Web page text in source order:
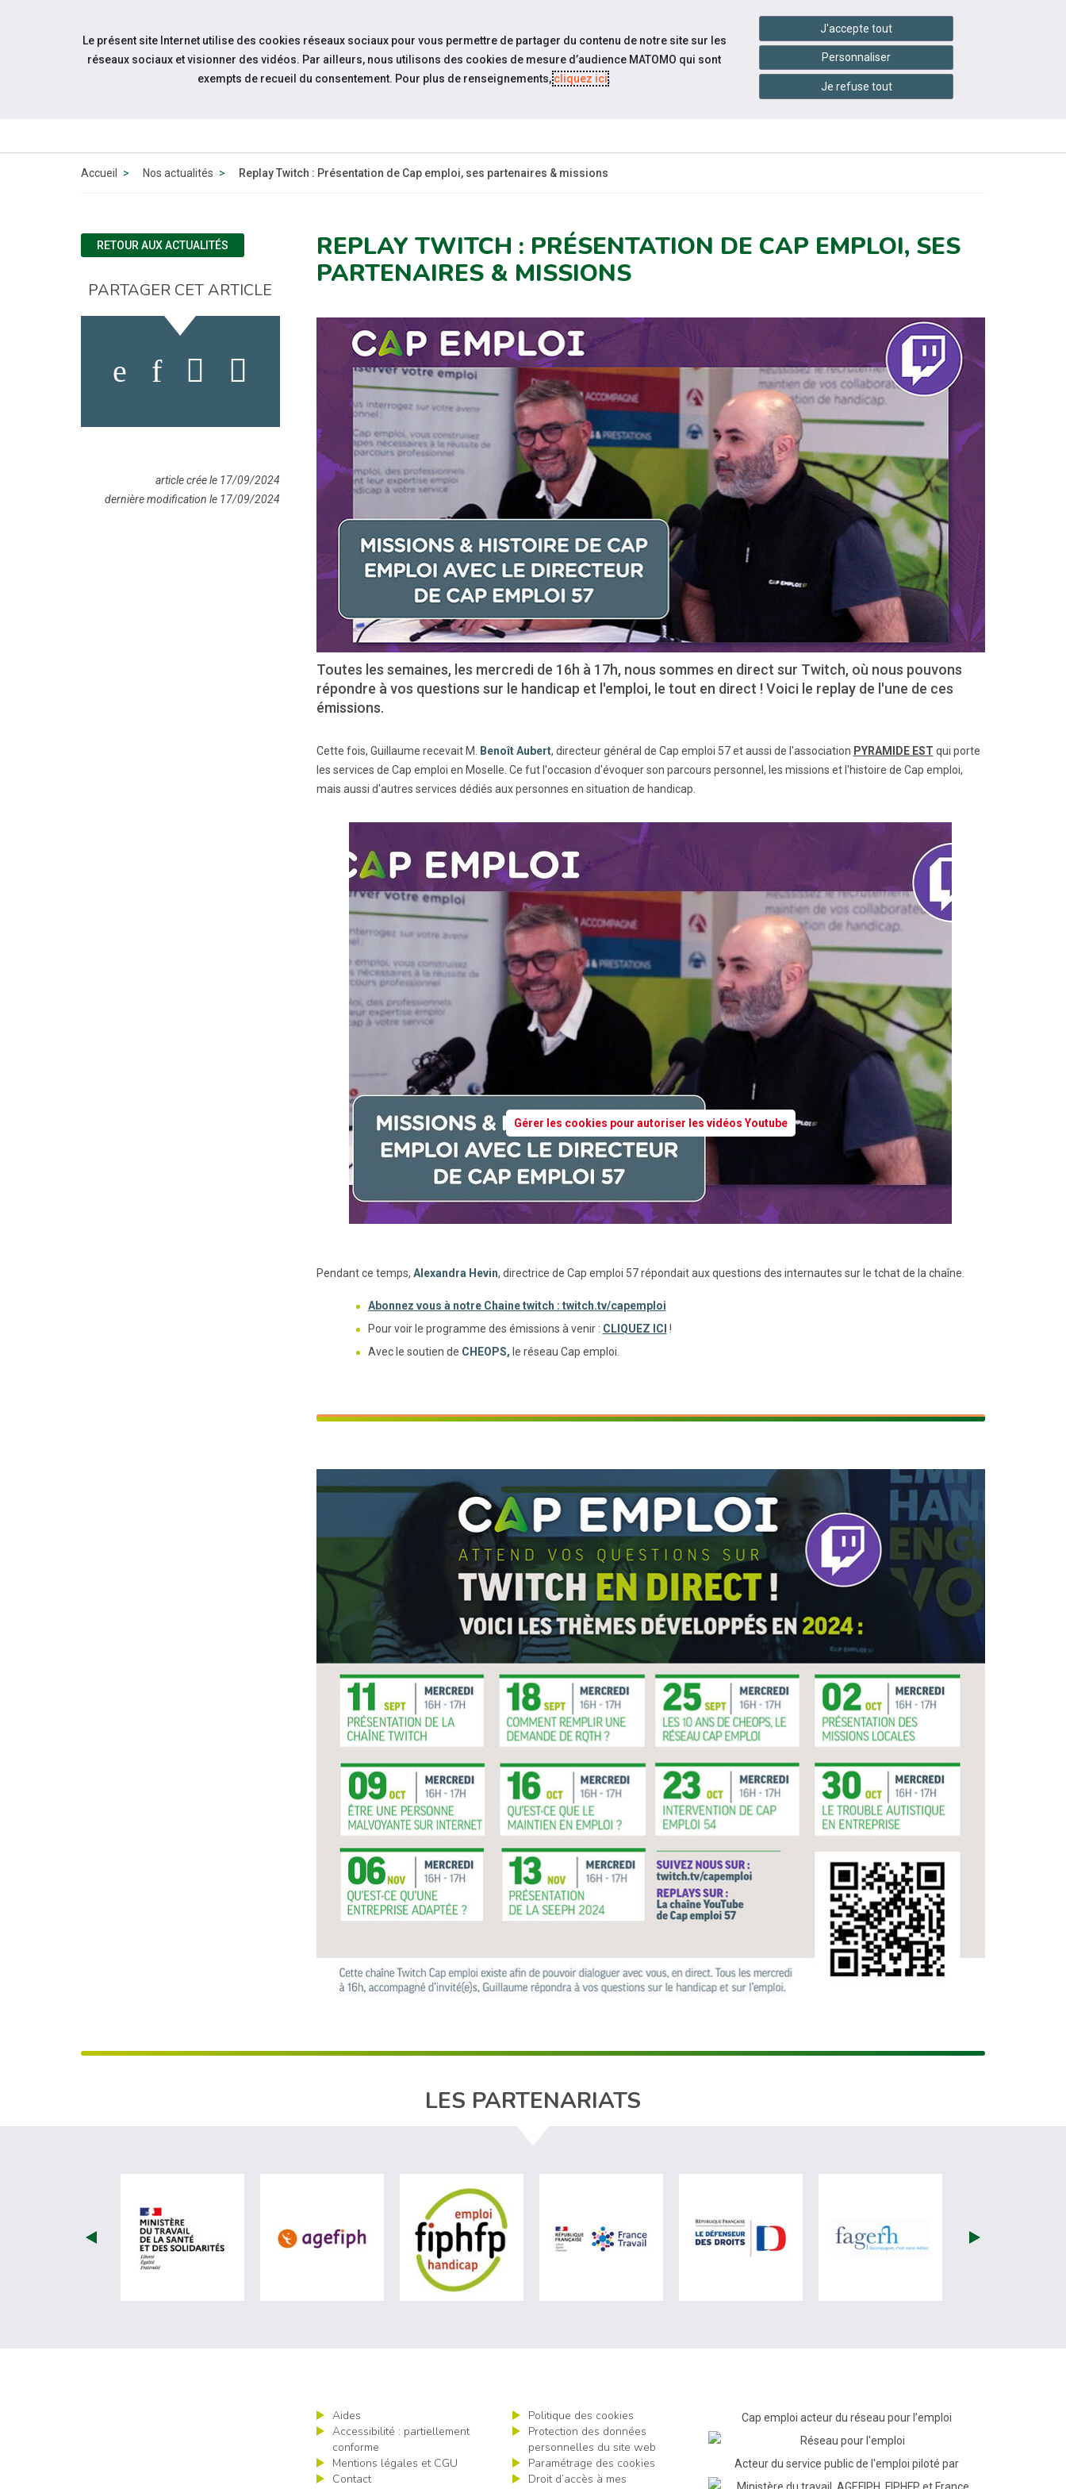
Aller au contenu
Sites du réseau settings_accessibility Accessibilité
QUI SOMMES-
ÉVÉNEMENTS
PRATIQUES
Accueil Nos actualités Replay Twitch : Présentation de Cap emploi, ses partenaires & missions
REPLAY TWITCH : PRÉSENTATION DE CAP EMPLOI, SES
PARTENAIRES & MISSIONS
Toutes les semaines, les mercredi de 16h à 17h, nous sommes en direct sur Twitch, où nous pouvons
répondre à vos questions sur le handicap et l'emploi, le tout en direct ! Voici le replay de l'une de ces
émissions.
Cette fois, Guillaume recevait M. Benoît Aubert, directeur général de Cap emploi 57 et aussi de l'association PYRAMIDE EST qui porte
les services de Cap emploi en Moselle. Ce fut l'occasion d'évoquer son parcours personnel, les missions et l'histoire de Cap emploi,
mais aussi d'autres services dédiés aux personnes en situation de handicap.
Gérer les cookies pour autoriser les vidéos Youtube
Pendant ce temps, Alexandra Hevin, directrice de Cap emploi 57 répondait aux questions des internautes sur le tchat de la chaîne.
Abonnez vous à notre Chaine twitch : twitch.tv/capemploi
Pour voir le programme des émissions à venir : CLIQUEZ ICI !
Avec le soutien de CHEOPS, le réseau Cap emploi.
RETOUR AUX ACTUALITÉS
PARTAGER CET ARTICLE
article crée le 17/09/2024
dernière modification le 17/09/2024
LES PARTENARIATS
visiter les site de Ministère du travail (nouvelle fenêtre)
visiter les site de Agefiph (nouvelle fenêtre)visiter les site de Fiphfp (nouvelle fenêtre)visiter les site de France Travail (nouvelle fenêtre)visiter les site de Défenseur des droits (nouvelle
visiter les site de Fagerh
Aides
Accessibilité : partiellement
conforme
Mentions légales et CGU
Contact
Politique des cookies
Protection des données
personnelles du site web
Paramétrage des cookies
Droit d’accès à mes
Cap emploi acteur du réseau pour l’emploi
Acteur du service public de l'emploi piloté par
Le présent site Internet utilise des cookies réseaux sociaux pour vous permettre de partager du contenu de notre site sur les
réseaux sociaux et visionner des vidéos. Par ailleurs, nous utilisons des cookies de mesure d’audience MATOMO qui sont
exempts de recueil du consentement. Pour plus de renseignements,cliquez ici.
J'accepte tout
Personnaliser
Je refuse tout